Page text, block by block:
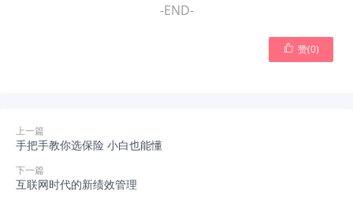
-END-
 赞(0)
上一篇
手把手教你选保险 小白也能懂
下一篇
互联网时代的新绩效管理